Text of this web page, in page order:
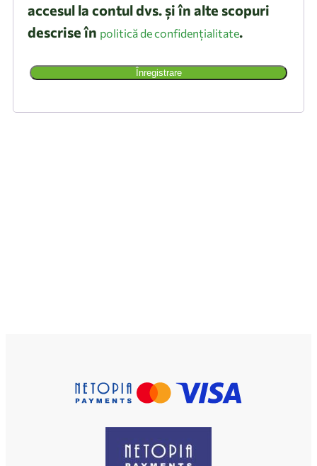
accesul la contul dvs. și în alte scopuri
descrise în politică de confidențialitate.
Înregistrare